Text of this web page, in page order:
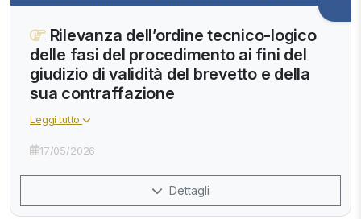
Rilevanza dell’ordine tecnico-logico
delle fasi del procedimento ai fini del
giudizio di validità del brevetto e della
sua contraffazione
Leggi tutto
17/05/2026
Dettagli